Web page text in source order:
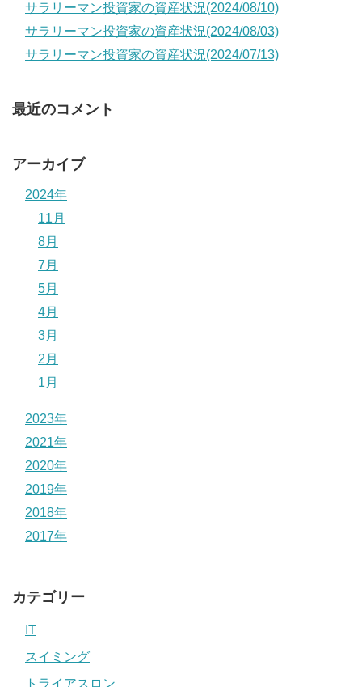
サラリーマン投資家の資産状況(2024/08/10)
サラリーマン投資家の資産状況(2024/08/03)
サラリーマン投資家の資産状況(2024/07/13)
最近のコメント
アーカイブ
2024年
11月
8月
7月
5月
4月
3月
2月
1月
2023年
2021年
2020年
2019年
2018年
2017年
カテゴリー
IT
スイミング
トライアスロン